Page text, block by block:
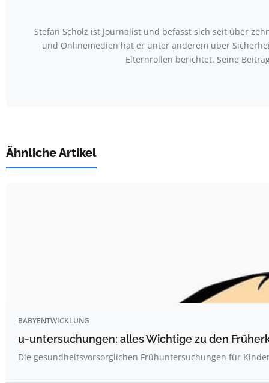
Stefan Scholz ist Journalist und befasst sich seit über
und Onlinemedien hat er unter anderem über
Elternrollen berichtet. Seine
Ähnliche Artikel
BABYENTWICKLUNG
u-untersuchungen: alles Wichtige zu den
Die gesundheitsvorsorglichen Frühuntersuchungen für